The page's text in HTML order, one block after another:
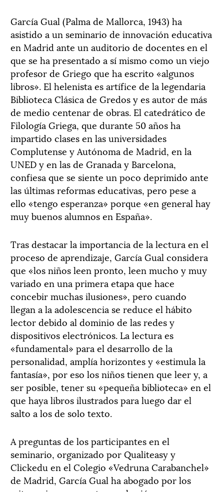
García Gual (Palma de Mallorca, 1943) ha
asistido a un seminario de innovación educativa
en Madrid ante un auditorio de docentes en el
que se ha presentado a sí mismo como un viejo
profesor de Griego que ha escrito «algunos
libros». El helenista es artífice de la legendaria
Biblioteca Clásica de Gredos y es autor de más
de medio centenar de obras. El catedrático de
Filología Griega, que durante 50 años ha
impartido clases en las universidades
Complutense y Autónoma de Madrid, en la
UNED y en las de Granada y Barcelona,
confiesa que se siente un poco deprimido ante
las últimas reformas educativas, pero pese a
ello «tengo esperanza» porque «en general hay
muy buenos alumnos en España».
Tras destacar la importancia de la lectura en el
proceso de aprendizaje, García Gual considera
que «los niños leen pronto, leen mucho y muy
variado en una primera etapa que hace
concebir muchas ilusiones», pero cuando
llegan a la adolescencia se reduce el hábito
lector debido al dominio de las redes y
dispositivos electrónicos. La lectura es
«fundamental» para el desarrollo de la
personalidad, amplía horizontes y «estimula la
fantasía», por eso los niños tienen que leer y, a
ser posible, tener su «pequeña biblioteca» en el
que haya libros ilustrados para luego dar el
salto a los de solo texto.
A preguntas de los participantes en el
seminario, organizado por Qualiteasy y
Clickedu en el Colegio «Vedruna Carabanchel»
de Madrid, García Gual ha abogado por los